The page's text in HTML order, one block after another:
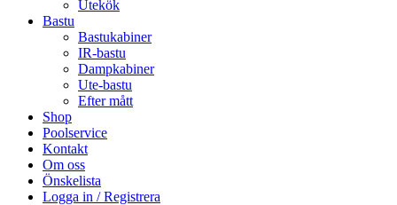
Utekök
Bastu
Bastukabiner
IR-bastu
Dampkabiner
Ute-bastu
Efter mått
Shop
Poolservice
Kontakt
Om oss
Önskelista
Logga in / Registrera